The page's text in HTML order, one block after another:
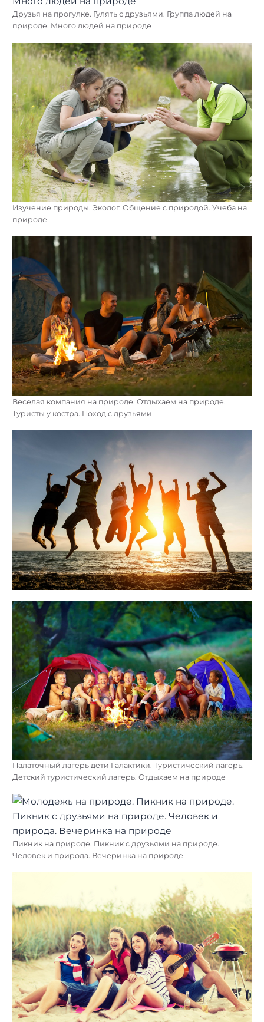
Друзья на прогулке. Гулять с друзьями. Группа людей на
природе. Много людей на природе
Изучение природы. Эколог. Общение с природой. Учеба на
природе
Веселая компания на природе. Отдыхаем на природе.
Туристы у костра. Поход с друзьями
Палаточный лагерь дети Галактики. Туристический лагерь.
Детский туристический лагерь. Отдыхаем на природе
Пикник на природе. Пикник с друзьями на природе.
Человек и природа. Вечеринка на природе